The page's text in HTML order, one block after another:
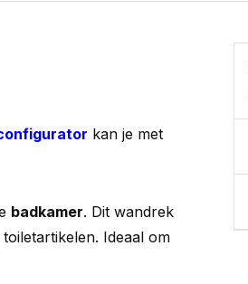
kan je met
badkamer. Dit wandrek
Ideaal om